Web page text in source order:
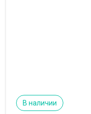
В наличии